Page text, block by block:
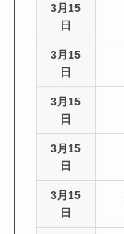
3月15
日
3月15
日
3月15
日
3月15
日
3月15
日